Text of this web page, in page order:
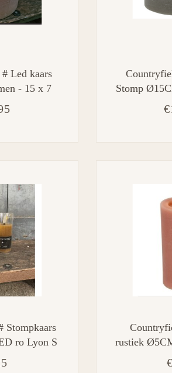
Led kaars
- 15 x 7
Stomp
Stompkaars
ro Lyon S
rustiek
roze-